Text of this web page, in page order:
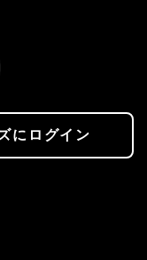
にログイン